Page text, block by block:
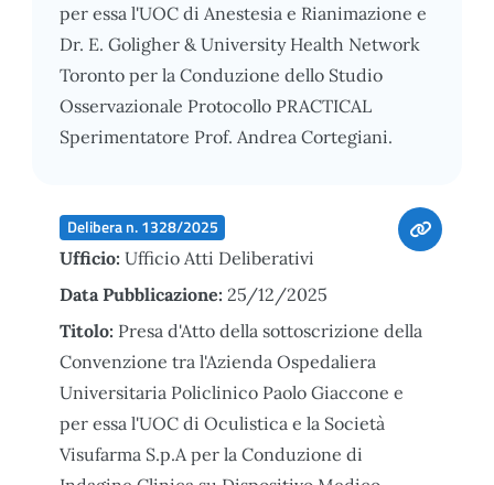
per essa l'UOC di Anestesia e Rianimazione e
Dr. E. Goligher & University Health Network
Toronto per la Conduzione dello Studio
Osservazionale Protocollo PRACTICAL
Sperimentatore Prof. Andrea Cortegiani.
Delibera n. 1328/2025
Ufficio: Ufficio Atti Deliberativi
Data Pubblicazione: 25/12/2025
Titolo: Presa d'Atto della sottoscrizione della
Convenzione tra l'Azienda Ospedaliera
Universitaria Policlinico Paolo Giaccone e
per essa l'UOC di Oculistica e la Società
Visufarma S.p.A per la Conduzione di